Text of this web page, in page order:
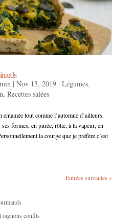
| Nov 13, 2019| Légumes,
, Recettes salées
tout comme l’automne d’ailleurs.
formes, en purée, rôtie, à la vapeur, en
la courge que je préfère c’est
Entrées suivantes »
oignons confits